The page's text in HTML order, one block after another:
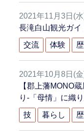
2021年11月3日(
長滝白山観光ガイ
交流 体験
2021年10月8日(
【郡上藩MONO
り-「母情」に織
技 暮らし